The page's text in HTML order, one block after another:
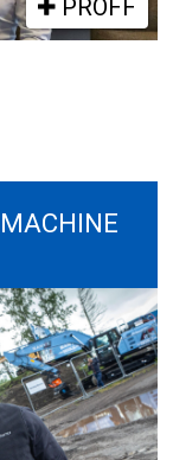
PROFF